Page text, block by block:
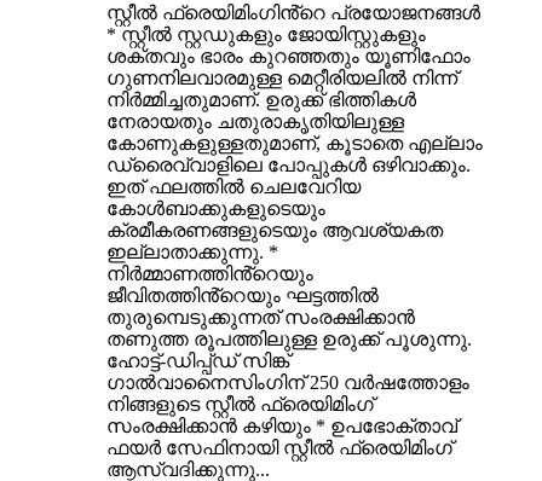
സ്റ്റീൽ ഫ്രെയിമിംഗിൻ്റെ പ്രയോജനങ്ങൾ
* സ്റ്റീൽ സ്റ്റഡുകളും ജോയിസ്റ്റുകളും
ശക്തവും ഭാരം കുറഞ്ഞതും യൂണിഫോം
ഗുണനിലവാരമുള്ള മെറ്റീരിയലിൽ നിന്ന്
നിർമ്മിച്ചതുമാണ്. ഉരുക്ക് ഭിത്തികൾ
നേരായതും ചതുരാകൃതിയിലുള്ള
കോണുകളുള്ളതുമാണ്, കൂടാതെ എല്ലാം
ഡ്രൈവ്‌വാളിലെ പോപ്പുകൾ ഒഴിവാക്കും.
ഇത് ഫലത്തിൽ ചെലവേറിയ
കോൾബാക്കുകളുടെയും
ക്രമീകരണങ്ങളുടെയും ആവശ്യകത
ഇല്ലാതാക്കുന്നു. *
നിർമ്മാണത്തിൻ്റെയും
ജീവിതത്തിൻ്റെയും ഘട്ടത്തിൽ
തുരുമ്പെടുക്കുന്നത് സംരക്ഷിക്കാൻ
തണുത്ത രൂപത്തിലുള്ള ഉരുക്ക് പൂശുന്നു.
ഹോട്ട്-ഡിപ്പ്ഡ് സിങ്ക്
ഗാൽവാനൈസിംഗിന് 250 വർഷത്തോളം
നിങ്ങളുടെ സ്റ്റീൽ ഫ്രെയിമിംഗ്
സംരക്ഷിക്കാൻ കഴിയും * ഉപഭോക്താവ്
ഫയർ സേഫിനായി സ്റ്റീൽ ഫ്രെയിമിംഗ്
ആസ്വദിക്കുന്നു...